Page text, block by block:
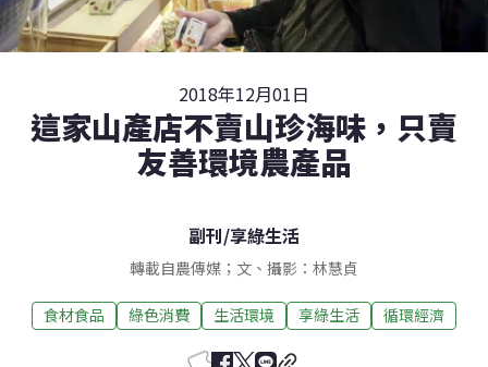
2018年12月01日
這家山產店不賣山珍海味，只賣
友善環境農產品
副刊/享綠生活
轉載自農傳媒；文、攝影：林慧貞
食材食品 綠色消費 生活環境 享綠生活 循環經濟